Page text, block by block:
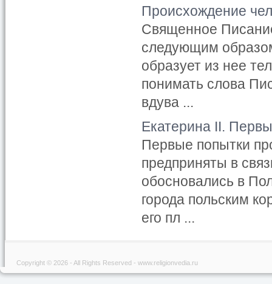
Происхождение
Священное
следующим
образует из нее
понимать слова
вдува ...
Екатерина II.
Первые попытки
предприняты в
обосновались в
города польским
его пл ...
Copyright © 2026 - All Rights Reserved - www.religionvedia.ru